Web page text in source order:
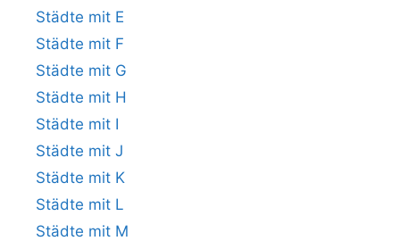
Städte mit E
Städte mit F
Städte mit G
Städte mit H
Städte mit I
Städte mit J
Städte mit K
Städte mit L
Städte mit M